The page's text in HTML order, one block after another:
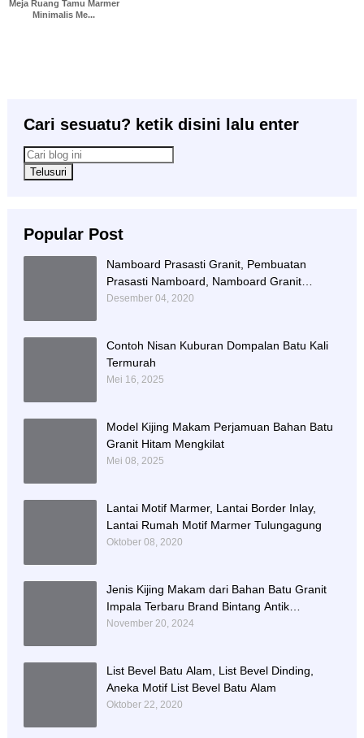
Meja Ruang Tamu Marmer
Minimalis Me...
Cari sesuatu? ketik disini lalu enter
Popular Post
Namboard Prasasti Granit, Pembuatan
Prasasti Namboard, Namboard Granit
Tulungagung
Desember 04, 2020
Contoh Nisan Kuburan Dompalan Batu Kali
Termurah
Mei 16, 2025
Model Kijing Makam Perjamuan Bahan Batu
Granit Hitam Mengkilat
Mei 08, 2025
Lantai Motif Marmer, Lantai Border Inlay,
Lantai Rumah Motif Marmer Tulungagung
Oktober 08, 2020
Jenis Kijing Makam dari Bahan Batu Granit
Impala Terbaru Brand Bintang Antik
Sejahtera
November 20, 2024
List Bevel Batu Alam, List Bevel Dinding,
Aneka Motif List Bevel Batu Alam
Oktober 22, 2020